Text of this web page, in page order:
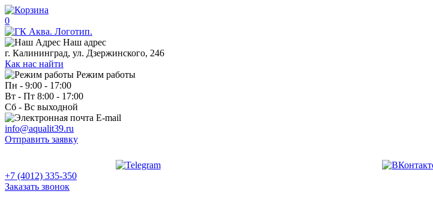
0
Наш адрес
г. Калининград, ул. Дзержинского, 246
Как нас найти
Режим работы
Пн - 9:00 - 17:00
Вт - Пт 8:00 - 17:00
Сб - Вс выходной
E-mail
info@aqualit39.ru
Отправить заявку
+7 (4012) 335-350
Заказать звонок